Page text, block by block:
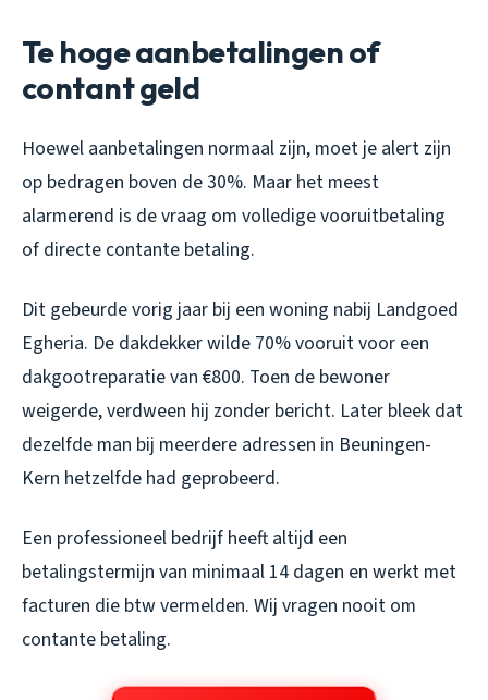
Te hoge aanbetalingen of
contant geld
Hoewel aanbetalingen normaal zijn, moet je alert zijn
op bedragen boven de 30%. Maar het meest
alarmerend is de vraag om volledige vooruitbetaling
of directe contante betaling.
Dit gebeurde vorig jaar bij een woning nabij Landgoed
Egheria. De dakdekker wilde 70% vooruit voor een
dakgootreparatie van €800. Toen de bewoner
weigerde, verdween hij zonder bericht. Later bleek dat
dezelfde man bij meerdere adressen in Beuningen-
Kern hetzelfde had geprobeerd.
Een professioneel bedrijf heeft altijd een
betalingstermijn van minimaal 14 dagen en werkt met
facturen die btw vermelden. Wij vragen nooit om
contante betaling.